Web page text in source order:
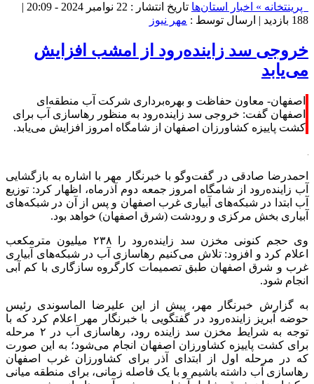
پرینتخانه » اخبار استان‌ها تاریخ انتشار : 22 نوامبر 2024 - 20:09 |
188 بازدید
| ارسال توسط : مهر نیوز
خروجی سد زاینده‌رود از امشب افزایش
می‌یابد
اصفهان- معاون حفاظت و بهره‌برداری شرکت آب منطقه‌ای
اصفهان گفت: خروجی سد زاینده‌رود به منظور رهاسازی آب برای
کشت پاییزه کشاورزان اصفهان از شامگاه امروز افزایش می‌یابد.
احمدرضا صادقی در گفت‌وگو با خبرنگار مهر با اشاره به بازگشایی
آب زاینده‌رود از شامگاه امروز جمعه دوم آذرماه، اظهار کرد: توزیع
آب ابتدا در شبکه‌های آبیاری غرب اصفهان و پس از آن در شبکه‌های
آبیاری بخش مرکزی و رودشت (شرق اصفهان) خواهد بود.
وی حجم کنونی مخزن سد زاینده‌رود را ۲۳۸ میلیون مترمکعب
اعلام کرد و افزود: تلاش می‌کنیم رهاسازی آب در شبکه‌های آبیاری
غرب و شرق اصفهان طبق تصمیمات کارگروه سازگاری با کم آبی
انجام شود.
به گزارش خبرنگار مهر، پیش از این علیرضا الماسوندی رئیس
حوضه آبریز زاینده‌رود در گفتگویی با خبرنگار مهر اعلام کرد که با
توجه به شرایط مخزن سد زاینده رود، رهاسازی آب در ۲ مرحله
برای کشت پاییزه کشاورزان اصفهان انجام می‌شود؛ به این صورت
که در مرحله اول از ابتدای آذر برای کشاورزان غرب اصفهان
رهاسازی آب داشته باشیم و با یک فاصله زمانی، برای منطقه میانی